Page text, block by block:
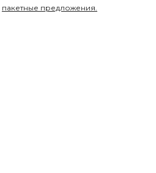
пакетные предложения.